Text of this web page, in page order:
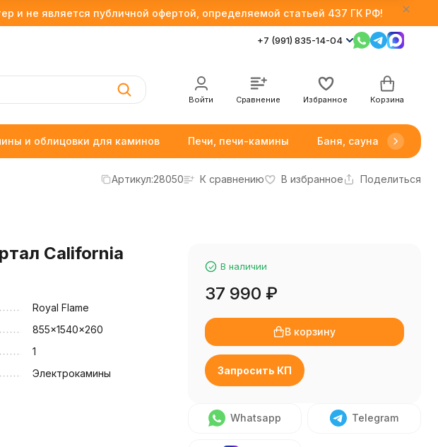
и не является публичной офертой, определяемой статьей 437 ГК РФ!
+7 (991) 835-14-04
Войти Сравнение Избранное Корзина
и облицовки для каминов Печи, печи-камины Баня, сауна
Артикул:28050 К сравнению В избранное Поделиться
California
Royal Flame
855x1540x260
1
Электрокамины
В наличии
37 990 ₽
В корзину
Запросить КП
Whatsapp Telegram